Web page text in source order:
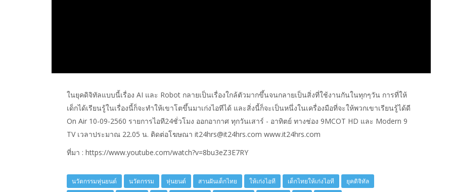
ในยุคดิจิทัลแบบนี้เรื่อง AI และ Robot กลายเป็นเรื่องใกล้ตัวมากขึ้นจนกลายเป็นสิ่งที่ใช้งานกันในทุกๆวัน การที่ให้
เด็กได้เรียนรู้ในเรื่องนี้ก็จะทำให้เขาโตขึ้นมาเก่งไอทีได้ และสิ่งนี้ก็จะเป็นหนึ่งในเครื่องมือที่จะให้พวกเขาเรียนรู้ได้ดี
On Air 10-09-2560 รายการไอที24ชั่วโมง ออกอากาศ ทุกวันเสาร์ - อาทิตย์ ทางช่อง 9MCOT HD และ Modern 9
TV เวลาประมาณ 22.05 น. ติดต่อโฆษณา it24hrs@it24hrs.com www.it24hrs.com
ที่มา : https://www.youtube.com/watch?v=8bu3eZ3E7RY
นวัตกรรมหุ่นยนต์ นวัตกรรม หุ่นยนต์ สานฝันเด็กไทย ให้เก่งไอที เด็กไทยให้เก่งไอที
ยุคดิจิทัล